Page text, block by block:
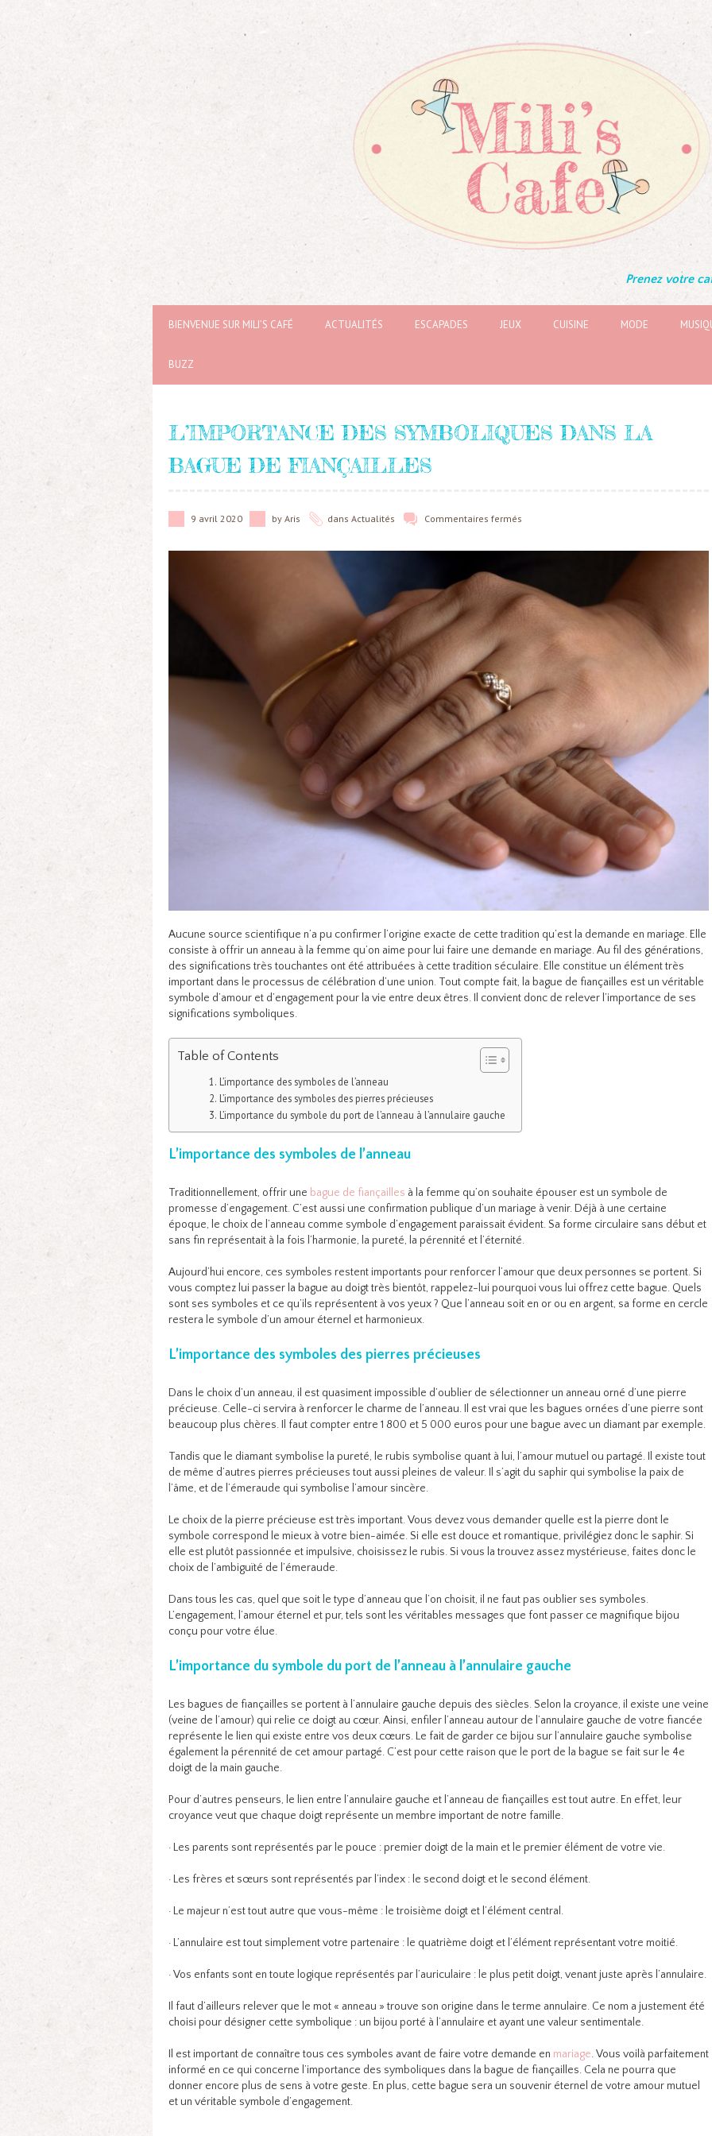
Prenez votre
BIENVENUE SUR MILI’S CAFÉ ACTUALITÉS ESCAPADES JEUX CUISINE MODE
BUZZ
L’IMPORTANCE DES SYMBOLIQUES DANS LA
BAGUE DE FIANÇAILLES
9 avril 2020 by Aris dans Actualités Commentaires fermés
Aucune source scientifique n’a pu confirmer l’origine exacte de cette tradition qu’est la demande en mariage. Elle
consiste à offrir un anneau à la femme qu’on aime pour lui faire une demande en mariage. Au fil des générations,
des significations très touchantes ont été attribuées à cette tradition séculaire. Elle constitue un élément très
important dans le processus de célébration d’une union. Tout compte fait, la bague de fiançailles est un véritable
symbole d’amour et d’engagement pour la vie entre deux êtres. Il convient donc de relever l’importance de ses
significations symboliques.
Table of Contents
L’importance des symboles de l’anneau
L’importance des symboles des pierres précieuses
L’importance du symbole du port de l’anneau à l’annulaire gauche
L’importance des symboles de l’anneau
Traditionnellement, offrir une bague de fiançailles à la femme qu’on souhaite épouser est un symbole de
promesse d’engagement. C’est aussi une confirmation publique d’un mariage à venir. Déjà à une certaine
époque, le choix de l’anneau comme symbole d’engagement paraissait évident. Sa forme circulaire sans début et
sans fin représentait à la fois l’harmonie, la pureté, la pérennité et l’éternité.
Aujourd’hui encore, ces symboles restent importants pour renforcer l’amour que deux personnes se portent. Si
vous comptez lui passer la bague au doigt très bientôt, rappelez-lui pourquoi vous lui offrez cette bague. Quels
sont ses symboles et ce qu’ils représentent à vos yeux ? Que l’anneau soit en or ou en argent, sa forme en cercle
restera le symbole d’un amour éternel et harmonieux.
L’importance des symboles des pierres précieuses
Dans le choix d’un anneau, il est quasiment impossible d’oublier de sélectionner un anneau orné d’une pierre
précieuse. Celle-ci servira à renforcer le charme de l’anneau. Il est vrai que les bagues ornées d’une pierre sont
beaucoup plus chères. Il faut compter entre 1 800 et 5 000 euros pour une bague avec un diamant par exemple.
Tandis que le diamant symbolise la pureté, le rubis symbolise quant à lui, l’amour mutuel ou partagé. Il existe tout
de même d’autres pierres précieuses tout aussi pleines de valeur. Il s’agit du saphir qui symbolise la paix de
l’âme, et de l’émeraude qui symbolise l’amour sincère.
Le choix de la pierre précieuse est très important. Vous devez vous demander quelle est la pierre dont le
symbole correspond le mieux à votre bien-aimée. Si elle est douce et romantique, privilégiez donc le saphir. Si
elle est plutôt passionnée et impulsive, choisissez le rubis. Si vous la trouvez assez mystérieuse, faites donc le
choix de l’ambiguïté de l’émeraude.
Dans tous les cas, quel que soit le type d’anneau que l’on choisit, il ne faut pas oublier ses symboles.
L’engagement, l’amour éternel et pur, tels sont les véritables messages que font passer ce magnifique bijou
conçu pour votre élue.
L’importance du symbole du port de l’anneau à l’annulaire gauche
Les bagues de fiançailles se portent à l’annulaire gauche depuis des siècles. Selon la croyance, il existe une veine
(veine de l’amour) qui relie ce doigt au cœur. Ainsi, enfiler l’anneau autour de l’annulaire gauche de votre fiancée
représente le lien qui existe entre vos deux cœurs. Le fait de garder ce bijou sur l’annulaire gauche symbolise
également la pérennité de cet amour partagé. C’est pour cette raison que le port de la bague se fait sur le 4e
doigt de la main gauche.
Pour d’autres penseurs, le lien entre l’annulaire gauche et l’anneau de fiançailles est tout autre. En effet, leur
croyance veut que chaque doigt représente un membre important de notre famille.
· Les parents sont représentés par le pouce : premier doigt de la main et le premier élément de votre vie.
· Les frères et sœurs sont représentés par l’index : le second doigt et le second élément.
· Le majeur n’est tout autre que vous-même : le troisième doigt et l’élément central.
· L’annulaire est tout simplement votre partenaire : le quatrième doigt et l’élément représentant votre moitié.
· Vos enfants sont en toute logique représentés par l’auriculaire : le plus petit doigt, venant juste après l’annulaire.
Il faut d’ailleurs relever que le mot « anneau » trouve son origine dans le terme annulaire. Ce nom a justement été
choisi pour désigner cette symbolique : un bijou porté à l’annulaire et ayant une valeur sentimentale.
Il est important de connaître tous ces symboles avant de faire votre demande en mariage. Vous voilà parfaitement
informé en ce qui concerne l’importance des symboliques dans la bague de fiançailles. Cela ne pourra que
donner encore plus de sens à votre geste. En plus, cette bague sera un souvenir éternel de votre amour mutuel
et un véritable symbole d’engagement.